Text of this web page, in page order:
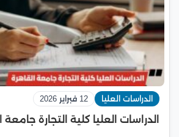
الدراسات العليا 12 فبراير 2026
الدراسات العليا كلية التجارة جامعة